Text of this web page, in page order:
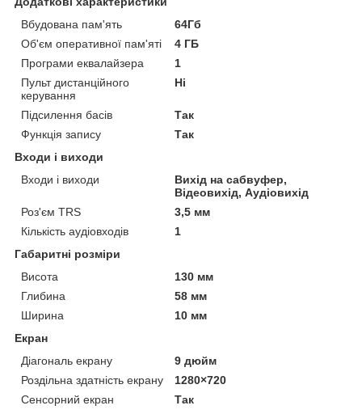
Вбудована пам'ять
64Гб
Об'єм оперативної пам'яті
4 ГБ
Програми еквалайзера
1
Пульт дистанційного
керування
Ні
Підсилення басів
Так
Функція запису
Так
Входи і виходи
Входи і виходи
Вихід на сабвуфер,
Відеовихід, Аудіовихід
Роз'єм TRS
3,5 мм
Кількість аудіовходів
1
Габаритні розміри
Висота
130 мм
Глибина
58 мм
Ширина
10 мм
Екран
Діагональ екрану
9 дюйм
Роздільна здатність екрану
1280×720
Сенсорний екран
Так